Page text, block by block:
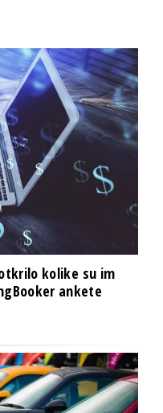
kolike su im
ankete